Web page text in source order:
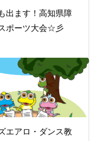
出ます！高知県障
ポーツ大会☆彡
エアロ・ダンス教